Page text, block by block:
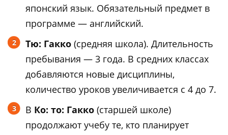
японский язык. Обязательный предмет в
программе — английский.
Тю: Гакко (средняя школа). Длительность
пребывания — 3 года. В средних классах
добавляются новые дисциплины,
количество уроков увеличивается с 4 до 7.
В Ко: то: Гакко (старшей школе)
продолжают учебу те, кто планирует